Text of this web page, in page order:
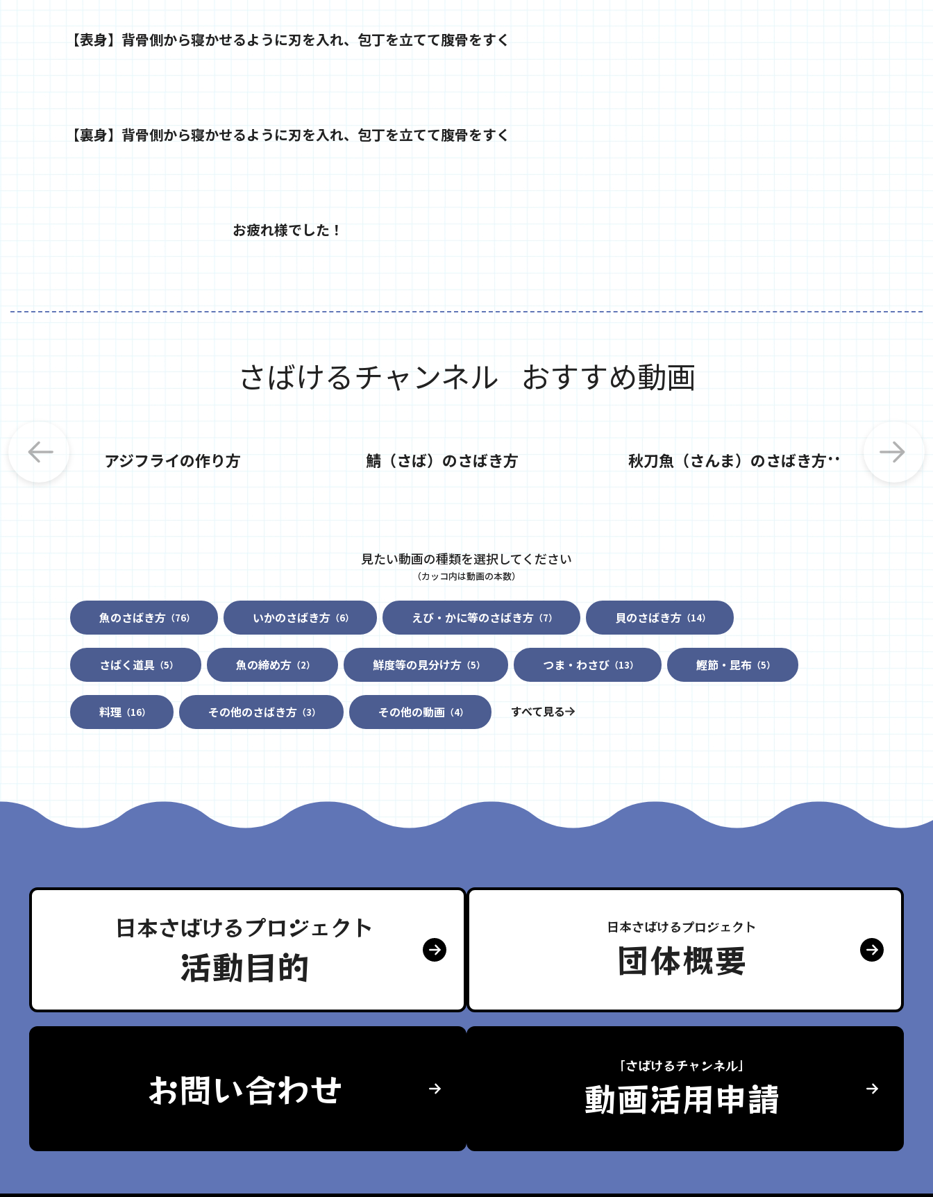
【表身】背骨側から寝かせるように刃を入れ、包丁を立てて腹骨をすく
【裏身】背骨側から寝かせるように刃を入れ、包丁を立てて腹骨をすく
お疲れ様でした！
さばけるチャンネル おすすめ動画
アジフライの作り方 鯖（さば）のさばき方 秋
刀魚（さんま）のさばき方：大名卸し
見たい動画の種類を選択してください
（カッコ内は動画の本数）
魚のさばき方 （76） いかのさばき方 （6） えび・かに等のさばき方 （7） 貝のさばき方 （14）
さばく道具 （5） 魚の締め方 （2） 鮮度等の見分け方 （5） つま・わさび （13） 鰹節・昆布 （5）
料理 （16） その他のさばき方 （3） その他の動画 （4） すべて見る
日本さばけるプロジェクト
活動目的
日本さばけるプロジェクト
団体概要
お問い合わせ 「さばけるチャンネル」
動画活用申請